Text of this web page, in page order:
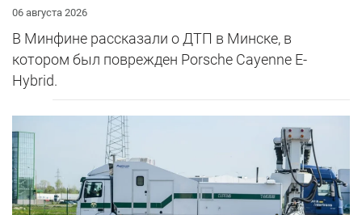
06 августа 2026
В Минфине рассказали о ДТП в Минске, в
котором был поврежден Porsche Cayenne E-
Hybrid.